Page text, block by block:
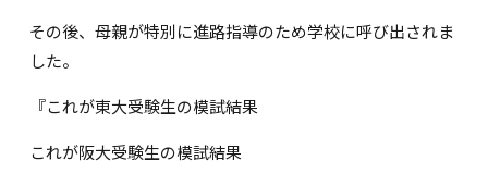
その後、母親が特別に進路指導のため学校に呼び出されま
した。
『これが東大受験生の模試結果
これが阪大受験生の模試結果